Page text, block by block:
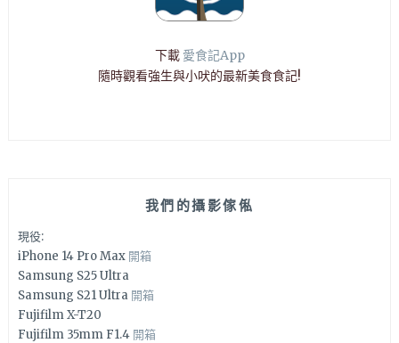
下載 愛食記App
隨時觀看強生與小吠的最新美食食記!
我們的攝影傢俬
現役:
iPhone 14 Pro Max 開箱
Samsung S25 Ultra
Samsung S21 Ultra 開箱
Fujifilm X-T20
Fujifilm 35mm F1.4 開箱